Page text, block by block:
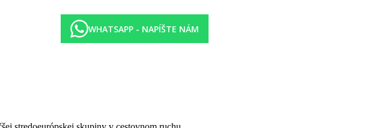
WHATSAPP - NAPÍŠTE NÁM